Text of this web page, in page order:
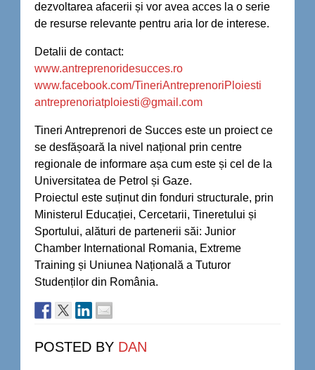
dezvoltarea afacerii și vor avea acces la o serie
de resurse relevante pentru aria lor de interese.
Detalii de contact:
www.antreprenoridesucces.ro
www.facebook.com/TineriAntreprenoriPloiesti
antreprenoriatploiesti@gmail.com
Tineri Antreprenori de Succes este un proiect ce
se desfășoară la nivel național prin centre
regionale de informare așa cum este și cel de la
Universitatea de Petrol și Gaze.
Proiectul este suținut din fonduri structurale, prin
Ministerul Educației, Cercetarii, Tineretului și
Sportului, alături de partenerii săi: Junior
Chamber International Romania, Extreme
Training și Uniunea Națională a Tuturor
Studenților din România.
POSTED BY DAN